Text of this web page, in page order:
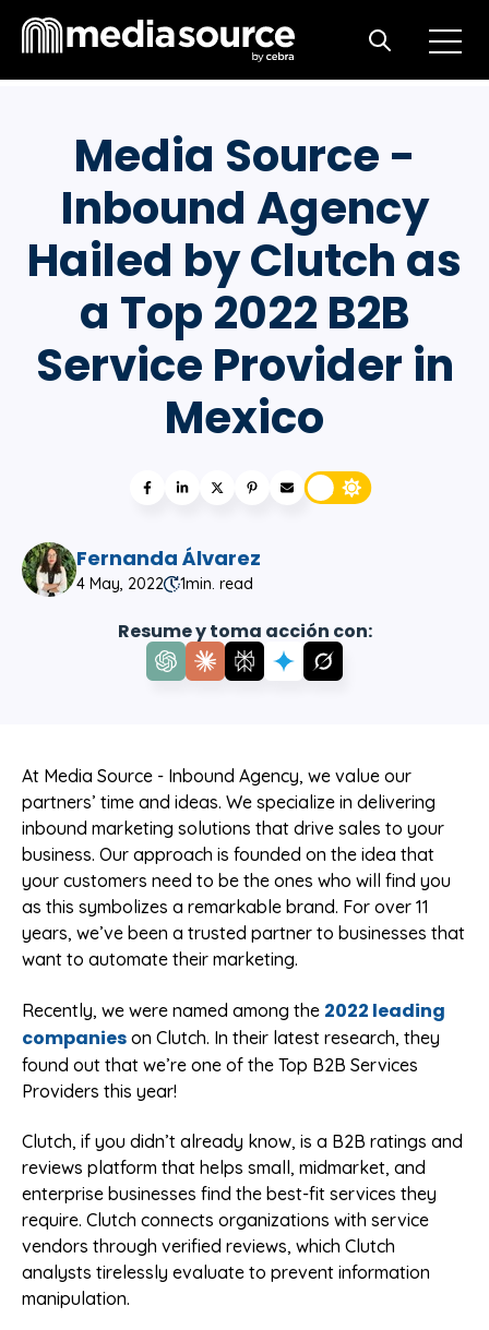
Open
Open search
Media Source -
Inbound Agency
Hailed by Clutch as
a Top 2022 B2B
Service Provider in
Mexico
Fernanda Álvarez
4 May, 2022 1min. read
Resume y toma acción con:
At Media Source - Inbound Agency, we value our
partners’ time and ideas. We specialize in delivering
inbound marketing solutions that drive sales to your
business. Our approach is founded on the idea that
your customers need to be the ones who will find you
as this symbolizes a remarkable brand. For over 11
years, we’ve been a trusted partner to businesses that
want to automate their marketing.
Recently, we were named among the 2022 leading
companies on Clutch. In their latest research, they
found out that we’re one of the Top B2B Services
Providers this year!
Clutch, if you didn’t already know, is a B2B ratings and
reviews platform that helps small, midmarket, and
enterprise businesses find the best-fit services they
require. Clutch connects organizations with service
vendors through verified reviews, which Clutch
analysts tirelessly evaluate to prevent information
manipulation.